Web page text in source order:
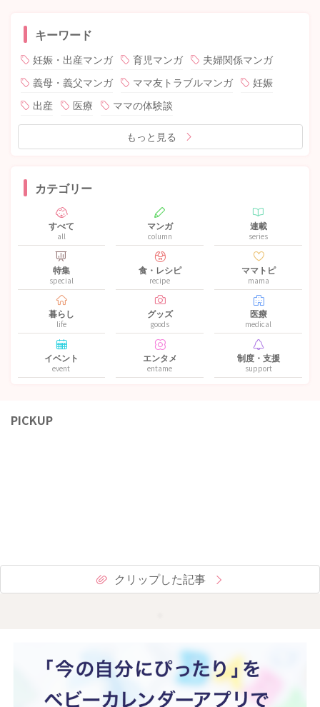
キーワード
妊娠・出産マンガ 育児マンガ
夫婦関係マンガ
義母・義父マンガ
ママ友トラブルマンガ
妊娠
出産
医療 ママの体験談
もっと見る
カテゴリー
すべて
all
マンガ
column
連載
series
特集
special
食・レシピ
recipe
ママトピ
mama
暮らし
life
グッズ
goods
医療
medical
イベント
event
エンタメ
entame
制度・支援
support
PICKUP
クリップした記事